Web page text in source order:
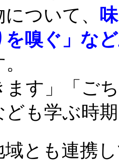
ついて、
を嗅ぐ」な
ます」「ご
ども学ぶ時
とも連携